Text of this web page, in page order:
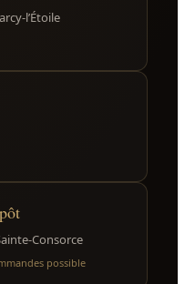
l’Étoile
Consorce
possible